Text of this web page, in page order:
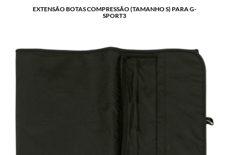
EXTENSÃO BOTAS COMPRESSÃO (TAMANHO S) PARA G-
SPORT3